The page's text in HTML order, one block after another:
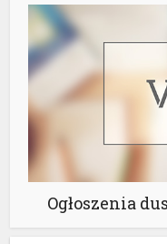
Ogłoszenia